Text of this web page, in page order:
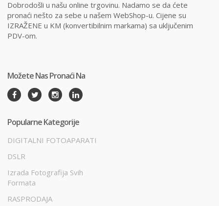
Dobrodošli u našu online trgovinu. Nadamo se da ćete
pronaći nešto za sebe u našem WebShop-u. Cijene su
IZRAŽENE u KM (konvertibilnim markama) sa uključenim
PDV-om.
Možete Nas Pronaći Na
Popularne Kategorije
DIGITALNI FOTOAPARATI
DSLR
Izrada Fotografija Svih
Formata
RASPRODAJA